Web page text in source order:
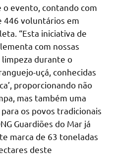
evento, contando com
446 voluntários em
“Esta iniciativa de
com nossas
durante o
uçá, conhecidas
proporcionando não
mas também uma
os povos tradicionais
Guardiões do Mar já
marca de 63 toneladas
deste